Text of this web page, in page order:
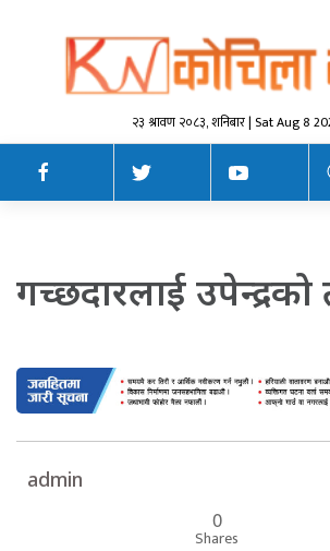
२३ श्रावण २०८३, शनिबार | Sat Aug 8
गच्छदारलाई उपेन्द्रको
admin
0
Shares